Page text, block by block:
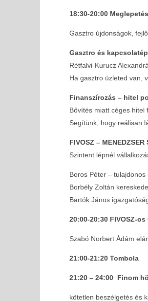
18:30-20:00
Gasztro újdonságok,
Gasztro és
Rétfalvi-Kurucz
Ha gasztro üzleted van,
Finanszírozás – hitel
Bővítés miatt céges hitel
Segítünk, hogy reálisan
FIVOSZ –
Szintent lépnél
Boros Péter – tulajdonos
Borbély Zoltán
Bartók János
20:00-20:30 FIVOSZ-
Szabó Norbert Ádám
21:00-21:20 Tombola
21:20 – 24:00 Finom
kötetlen beszélgetés és